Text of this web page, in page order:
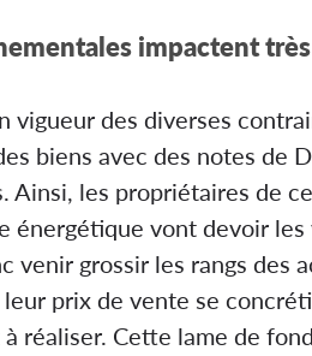
impactent
vigueur des diverses
biens avec des notes de
Ainsi, les propriétaires de
énergétique vont devoir
venir grossir les rangs des
prix de vente se
réaliser. Cette lame de